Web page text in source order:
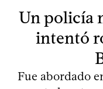
Un policía
intentó
Fue abordado